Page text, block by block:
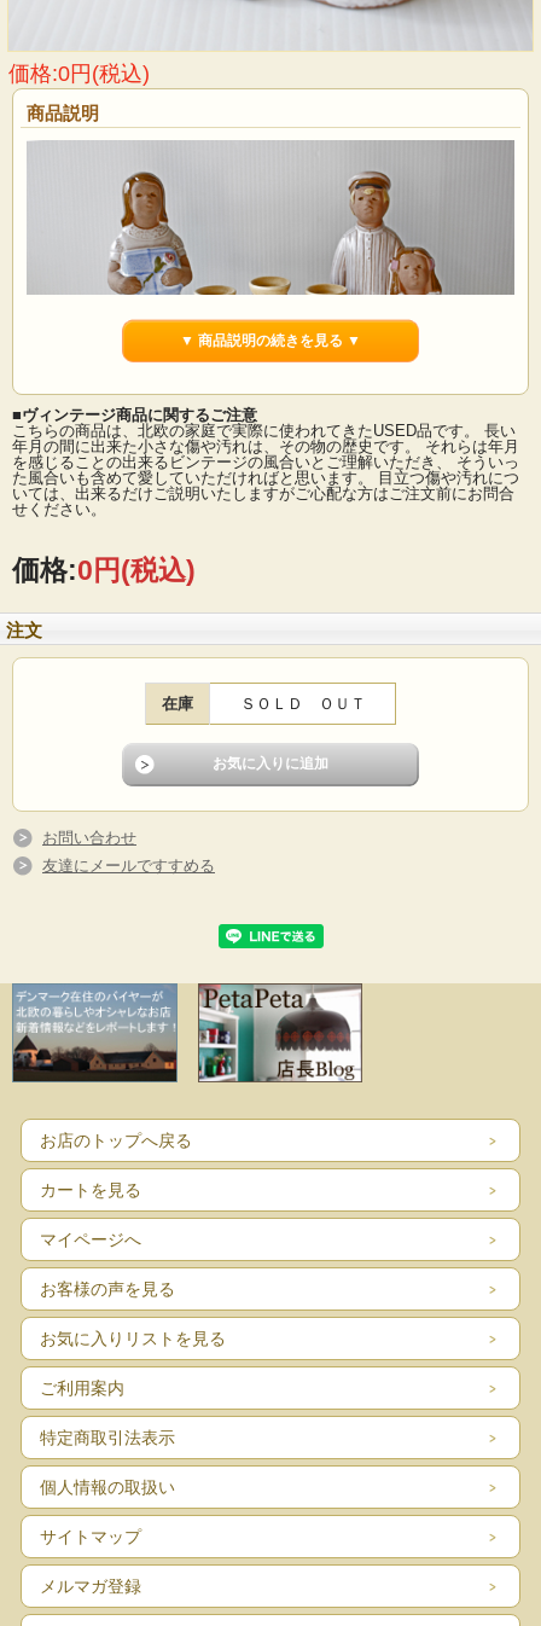
価格:0円(税込)
商品説明
スウェーデンのjie gantofta社製の陶器のオブジェです。こちらは学生帽を被った少
年と小さな一輪の花を手に持った女の子が並んでいる姿がモチーフになってお
り、お兄ちゃんに寄り添った女の子が微笑ましい作品です。何かのパーティに参
■製造国 ：スウェーデン
■サイズ ：横幅11cm、高さ20cm
■コンディション：目立つダメージなくよいヴィンテージコンディションです。
▼ 商品説明の続きを見る ▼
■ヴィンテージ商品に関するご注意
こちらの商品は、北欧の家庭で実際に使われてきたUSED品です。 長い
年月の間に出来た小さな傷や汚れは、その物の歴史です。 それらは年月
を感じることの出来るビンテージの風合いとご理解いただき、 そういっ
た風合いも含めて愛していただければと思います。 目立つ傷や汚れにつ
いては、出来るだけご説明いたしますがご心配な方はご注文前にお問合
せください。
価格:0円(税込)
注文
在庫 ＳＯＬＤ ＯＵＴ
お問い合わせ
友達にメールですすめる
お店のトップへ戻る
カートを見る
マイページへ
お客様の声を見る
お気に入りリストを見る
ご利用案内
特定商取引法表示
個人情報の取扱い
サイトマップ
メルマガ登録